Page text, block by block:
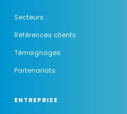
Secteurs
Références clients
Témoignages
Partenariats
ENTREPRISE